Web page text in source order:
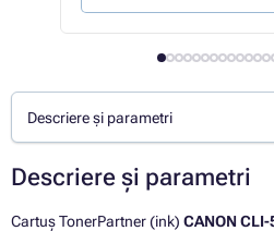
Descriere și parametri
Descriere și parametri
Cartuș TonerPartner (ink) CANON